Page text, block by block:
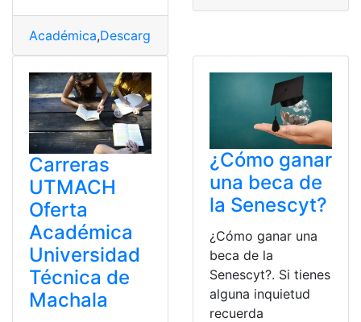
Académica,Descargar
Carreras
UTMACH
Oferta
Académica
Universidad
Técnica de
Machala
¿Cómo ganar
una beca de
la Senescyt?
¿Cómo ganar una
beca de la
Senescyt?. Si tienes
alguna inquietud
recuerda